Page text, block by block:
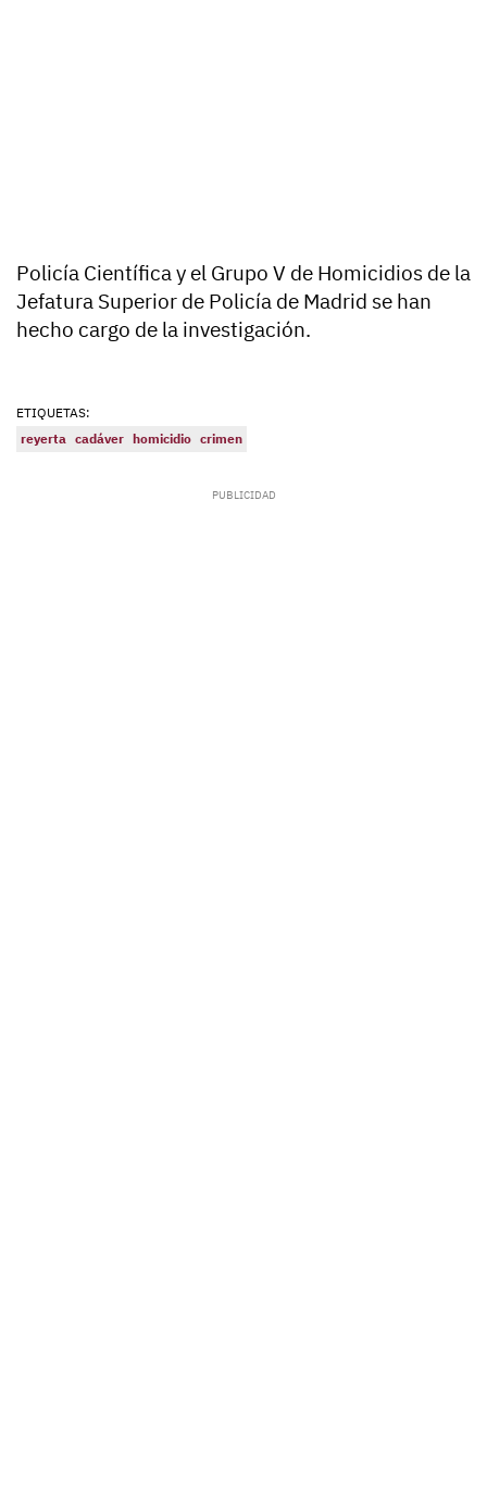
Policía Científica y el Grupo V de Homicidios de la
Jefatura Superior de Policía de Madrid se han
hecho cargo de la investigación.
ETIQUETAS:
reyerta cadáver homicidio crimen